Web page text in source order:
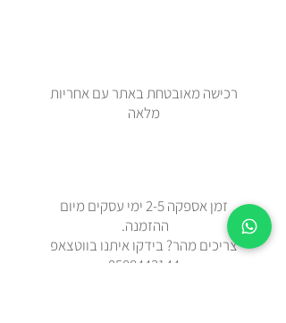
רכישה מאובטחת באתר עם אחריות
מלאה
זמן אספקה 2-5 ימי עסקים מיום
ההזמנה.
צריכים מהר? בידקו איתנו בווטצאפ
0508443144